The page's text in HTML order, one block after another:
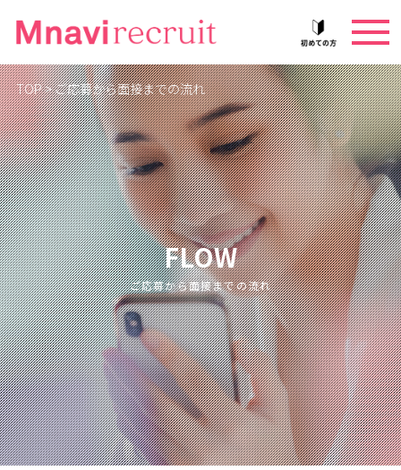
TOP>ご応募から面接までの流れ
FLOW
ご応募から面接までの流れ